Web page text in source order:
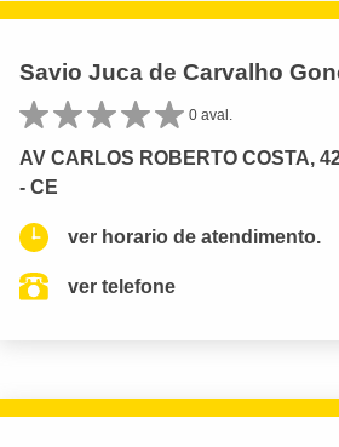
Savio Juca de Carvalho
0 aval.
AV CARLOS ROBERTO COSTA,
- CE
ver horario de atendimento.
ver telefone